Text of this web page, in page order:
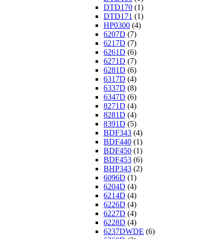
DTD170 (1)
DTD171 (1)
HP0300 (4)
6207D (7)
6217D (7)
6261D (6)
6271D (7)
6281D (6)
6317D (4)
6337D (8)
6347D (6)
8271D (4)
8281D (4)
8391D (5)
BDF343 (4)
BDF440 (1)
BDF450 (1)
BDF453 (6)
BHP343 (2)
6096D (1)
6204D (4)
6214D (4)
6226D (4)
6227D (4)
6228D (4)
6237DWDE (6)